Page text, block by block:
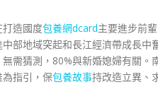
打造國度包養網dcard主要進步前輩
部地域突起和長江經濟帶成長中
需猜測，80%與新婚媳婦有關。
指引，保包養故事持改造立異、